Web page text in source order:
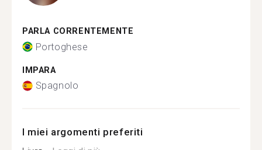
PARLA CORRENTEMENTE
Portoghese
IMPARA
Spagnolo
I miei argomenti preferiti